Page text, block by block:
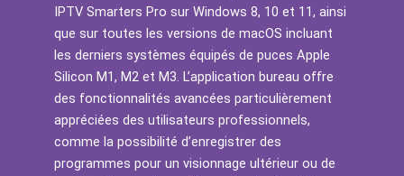
IPTV Smarters Pro sur Windows 8, 10 et 11, ainsi
que sur toutes les versions de macOS incluant
les derniers systèmes équipés de puces Apple
Silicon M1, M2 et M3. L’application bureau offre
des fonctionnalités avancées particulièrement
appréciées des utilisateurs professionnels,
comme la possibilité d’enregistrer des
programmes pour un visionnage ultérieur ou de